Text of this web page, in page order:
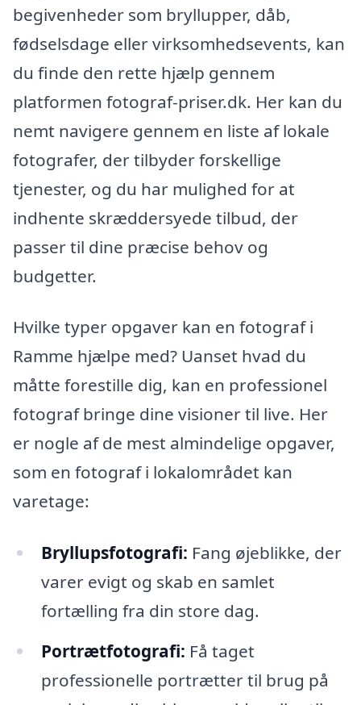
begivenheder som bryllupper, dåb,
fødselsdage eller virksomhedsevents, kan
du finde den rette hjælp gennem
platformen fotograf-priser.dk. Her kan du
nemt navigere gennem en liste af lokale
fotografer, der tilbyder forskellige
tjenester, og du har mulighed for at
indhente skræddersyede tilbud, der
passer til dine præcise behov og
budgetter.
Hvilke typer opgaver kan en fotograf i
Ramme hjælpe med? Uanset hvad du
måtte forestille dig, kan en professionel
fotograf bringe dine visioner til live. Her
er nogle af de mest almindelige opgaver,
som en fotograf i lokalområdet kan
varetage:
Bryllupsfotografi: Fang øjeblikke, der
varer evigt og skab en samlet
fortælling fra din store dag.
Portrætfotografi: Få taget
professionelle portrætter til brug på